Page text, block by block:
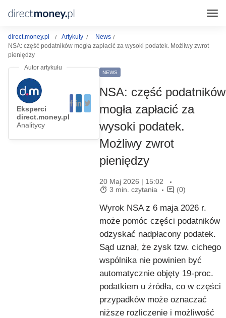
direct.money.pl Artykuły
News
NSA: część podatników mogła zapłacić za wysoki podatek. Możliwy zwrot
pieniędzy
Eksperci
direct.money.pl
Analitycy
NEWS
NSA: część podatników
mogła zapłacić za
wysoki podatek.
Możliwy zwrot
pieniędzy
20 Maj 2026 | 15:02
3 min. czytania
(0)
Wyrok NSA z 6 maja 2026 r.
może pomóc części podatników
odzyskać nadpłacony podatek.
Sąd uznał, że zysk tzw. cichego
wspólnika nie powinien być
automatycznie objęty 19-proc.
podatkiem u źródła, co w części
przypadków może oznaczać
niższe rozliczenie i możliwość